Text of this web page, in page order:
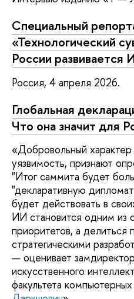
Специальный
«Технологический
России развивается
Россия, 4 апреля 2026.
Глобальная
Что она значит для
«Добровольный характер
уязвимость, признают
"Итог саммита будет
"декларативную
будет действовать в
ИИ становится одним из
приоритетов, а делиться
стратегическими
— оценивает
искусственного
факультета